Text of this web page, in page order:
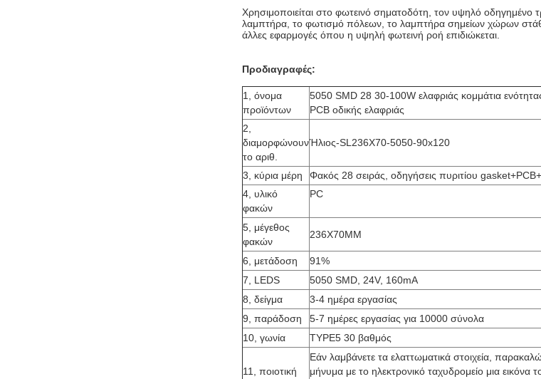
Χρησιμοποιείται στο φωτεινό σηματοδότη, τον υψηλό
λαμπτήρα, το φωτισμό πόλεων, το λαμπτήρα σημείων χώρων
άλλες εφαρμογές όπου η υψηλή φωτεινή ροή επιδιώκεται.
Προδιαγραφές:
1, όνομα
προϊόντων
5050 SMD 28 30-100W ελαφριάς κομμάτια
PCB οδικής ελαφριάς
2,
διαμορφώνουν
το αριθ.
Ήλιος-SL236X70-5050-90x120
3, κύρια μέρη
Φακός 28 σειράς, οδηγήσεις πυριτίου
4, υλικό
φακών
PC
5, μέγεθος
φακών
236X70MM
6, μετάδοση
91%
7, LEDS
5050 SMD, 24V, 160mA
8, δείγμα
3-4 ημέρα εργασίας
9, παράδοση
5-7 ημέρες εργασίας για 10000 σύνολα
10, γωνία
TYPE5 30 βαθμός
11, ποιοτική
Εάν λαμβάνετε τα ελαττωματικά στοιχεία,
μήνυμα με το ηλεκτρονικό ταχυδρομείο μια εικόνα